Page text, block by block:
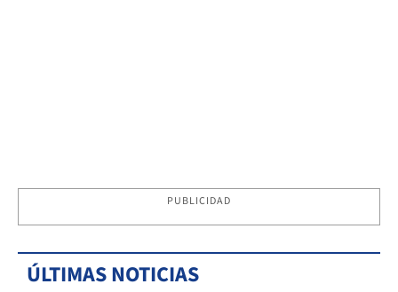
PUBLICIDAD
ÚLTIMAS NOTICIAS